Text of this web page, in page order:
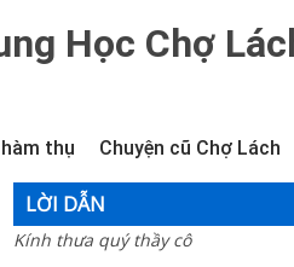
Học Chợ
thụ Chuyện cũ Chợ Lách
LỜI DẪN
Kính thưa quý thầy cô